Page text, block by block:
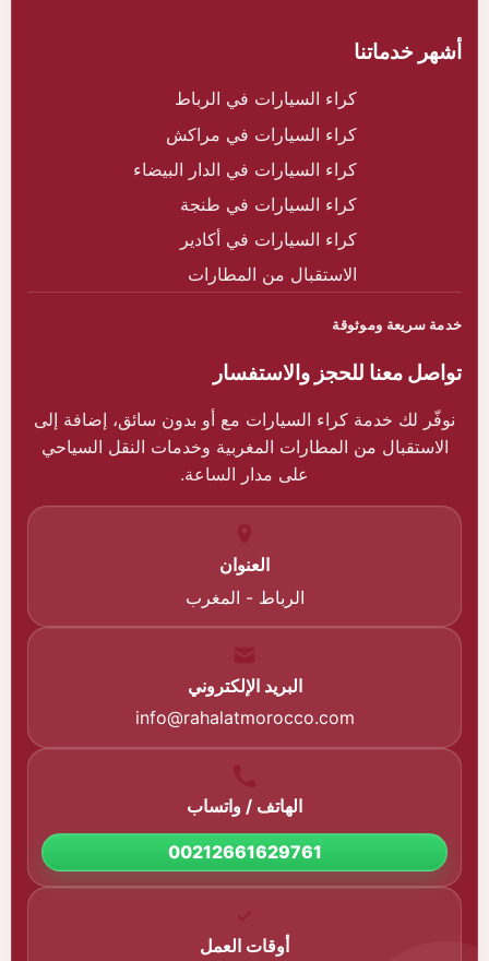
أشهر خدماتنا
كراء السيارات في الرباط
كراء السيارات في مراكش
كراء السيارات في الدار البيضاء
كراء السيارات في طنجة
كراء السيارات في أكادير
الاستقبال من المطارات
خدمة سريعة وموثوقة
تواصل معنا للحجز والاستفسار
نوفّر لك خدمة كراء السيارات مع أو بدون سائق، إضافة إلى
الاستقبال من المطارات المغربية وخدمات النقل السياحي
على مدار الساعة.
العنوان
الرباط - المغرب
البريد الإلكتروني
info@rahalatmorocco.com
الهاتف / واتساب
00212661629761
أوقات العمل